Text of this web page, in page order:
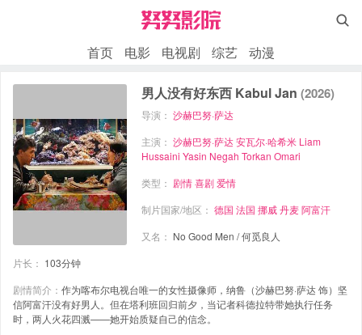

首页 电影 电视剧 综艺 动漫
男人没有好东西 Kabul Jan(2026)
导演：沙赫巴努·萨达
主演：沙赫巴努·萨达 安瓦尔·哈希米 Liam
Hussaini Yasin Negah Torkan Omari
类型： 剧情 喜剧 爱情
制片国家/地区：德国 法国 挪威 丹麦 阿富汗
又名： No Good Men / 何觅良人
片长： 103分钟
剧情简介： 作为喀布尔电视台唯一的女性摄像师，纳鲁（沙赫巴努·萨达 饰）坚
信阿富汗没有好男人。但在塔利班回归前夕，当记者科德拉特带她执行任务
时，两人火花四溅——她开始质疑自己的信念。